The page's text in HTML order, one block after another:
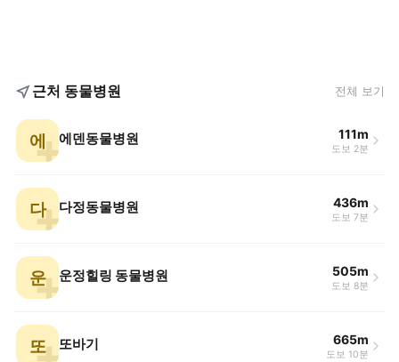
근처 동물병원 전체 보기
에 에덴동물병원 111m
도보 2분
다 다정동물병원 436m
도보 7분
운 운정힐링 동물병원 505m
도보 8분
또 또바기 665m
도보 10분